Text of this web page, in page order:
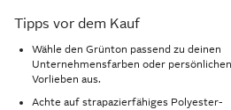
Tipps vor dem Kauf
Wähle den Grünton passend zu deinen
Unternehmensfarben oder persönlichen
Vorlieben aus.
Achte auf strapazierfähiges Polyester-